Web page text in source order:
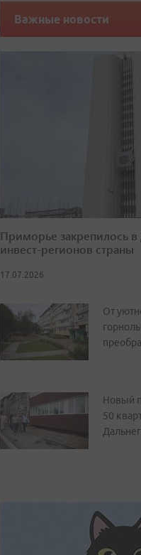
Важные новости
Приморье закрепилось в
инвест-регионов страны
17.07.2026
От
Новый
50